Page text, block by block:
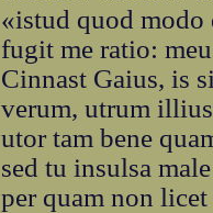
«istud quod modo
fugit me ratio:
Cinnast Gaius, is
verum, utrum
utor tam bene
sed tu insulsa
per quam non